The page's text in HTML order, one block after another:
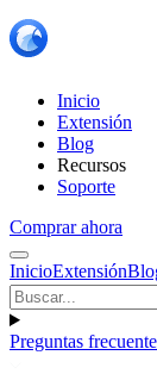
Inicio
Extensión
Blog
Recursos
Soporte
Comprar ahora
InicioExtensión
Preguntas